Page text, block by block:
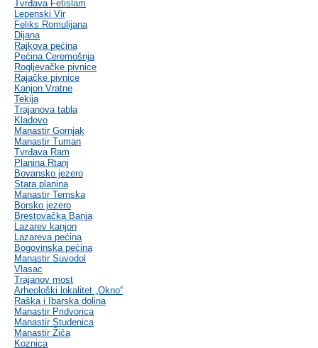
Tvrđava Fetislam
Lepenski Vir
Feliks Romulijana
Dijana
Rajkova pećina
Pećina Ceremošnja
Rogljevačke pivnice
Rajačke pivnice
Kanjon Vratne
Tekija
Trajanova tabla
Kladovo
Manastir Gornjak
Manastir Tuman
Tvrđava Ram
Planina Rtanj
Bovansko jezero
Stara planina
Manastir Temska
Borsko jezero
Brestovačka Banja
Lazarev kanjon
Lazareva pećina
Bogovinska pećina
Manastir Suvodol
Vlasac
Trajanov most
Arheološki lokalitet „Okno“
Raška i Ibarska dolina
Manastir Pridvorica
Manastir Studenica
Manastir Žiča
Koznica